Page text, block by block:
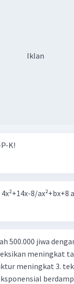
Iklan
K!
8/ax²+bx+8
500.000 jiwa
meningkat
meningkat 3.